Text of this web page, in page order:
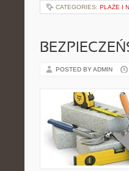
CATEGORIES: PLAŻE I
POSTED BY ADMIN